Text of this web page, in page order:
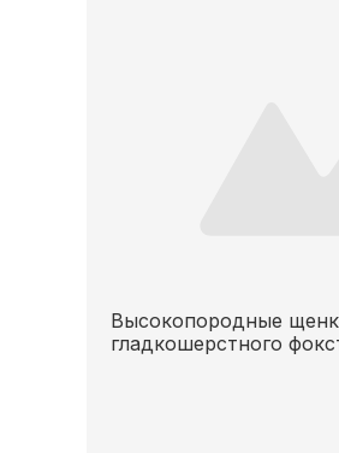
Высокопородные
гладкошерстного